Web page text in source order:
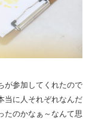
が参加してくれたので
当に人それぞれなんだ
たのかなぁ～なんて思